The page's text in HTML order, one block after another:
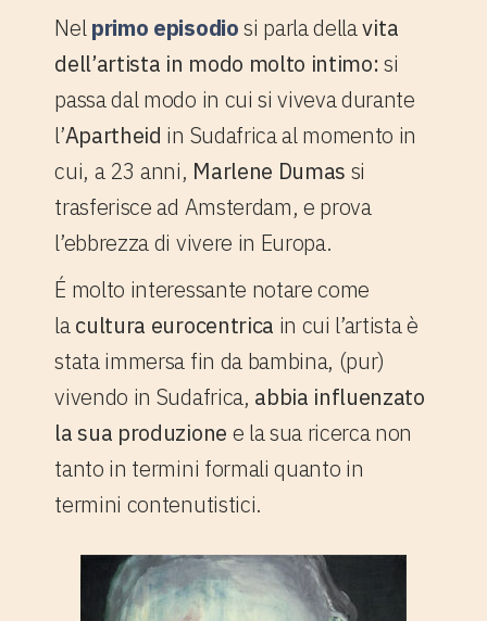
Nelprimo episodiosi parla dellavita
dell’artista in modo molto intimo:si
passa dal modo in cui si viveva durante
l’Apartheid in Sudafrica al momento in
cui, a 23 anni, Marlene Dumas si
trasferisce ad Amsterdam, e prova
l’ebbrezza di vivere in Europa.
É molto interessante notare come
lacultura eurocentrica in cui l’artista è
stata immersa fin da bambina, (pur)
vivendo in Sudafrica, abbia influenzato
la sua produzione e la sua ricerca non
tanto in termini formali quanto in
termini contenutistici.